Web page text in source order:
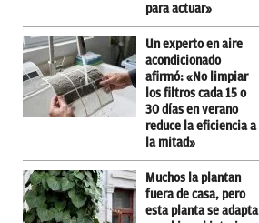
para actuar»
Un experto en aire
acondicionado
afirmó: «No limpiar
los filtros cada 15 o
30 días en verano
reduce la eficiencia a
la mitad»
Muchos la plantan
fuera de casa, pero
esta planta se adapta